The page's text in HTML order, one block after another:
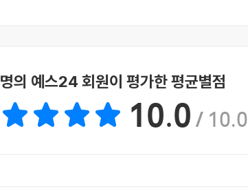
명의 예스24 회원이 평가한 평균별점
10.0 / 10.0